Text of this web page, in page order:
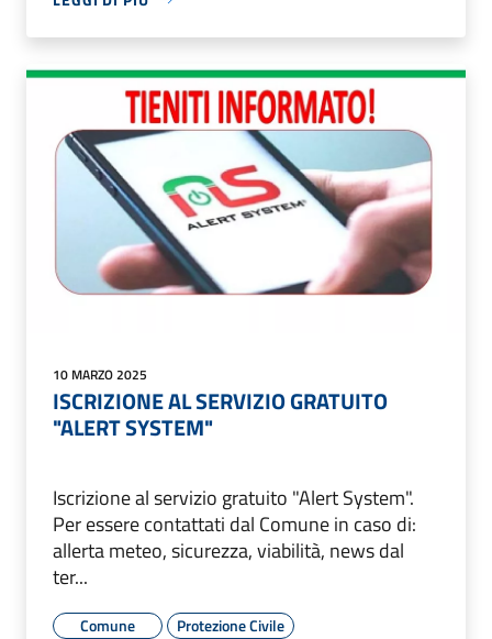
10 MARZO 2025
ISCRIZIONE AL SERVIZIO GRATUITO
"ALERT SYSTEM"
Iscrizione al servizio gratuito "Alert System".
Per essere contattati dal Comune in caso di:
allerta meteo, sicurezza, viabilità, news dal
ter...
Comune Protezione Civile